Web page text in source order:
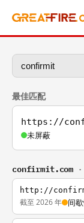
最佳匹配
https://
未屏蔽
confirmit.com
http://
截至 2026 年 间